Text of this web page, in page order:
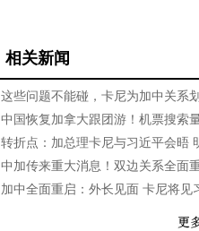
相关新闻
这些问题不能碰，卡尼为加中关系
中国恢复加拿大跟团游！机票搜索
转折点：加总理卡尼与习近平会晤
中加传来重大消息！双边关系全面
加中全面重启：外长见面 卡尼将见